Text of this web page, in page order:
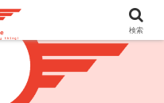
検索